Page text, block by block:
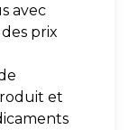
avec
prix
et